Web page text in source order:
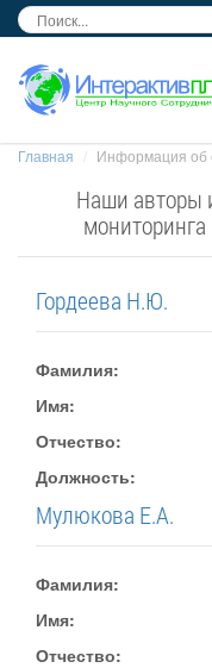
Главная Информация об
Наши авторы
Гордеева Н.Ю.
Фамилия:
Имя:
Отчество:
Должность:
Мулюкова Е.А.
Фамилия:
Имя:
Отчество: